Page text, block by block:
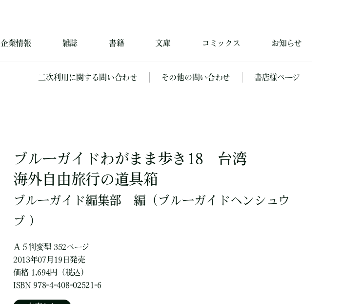
企業情報 雑誌 書籍 文庫 コミックス お知らせ
二次利用に関する問い合わせ その他の問い合わせ 書店様ページ
ブルーガイドわがまま歩き18 台湾
海外自由旅行の道具箱
ブルーガイド編集部 編 （ブルーガイドヘンシュウ
ブ ）
Ａ５判変型 352ページ
2013年07月19日発売
価格 1,694円（税込）
ISBN 978-4-408-02521-6